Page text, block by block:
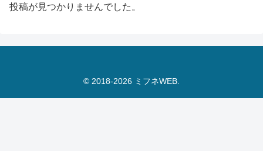
投稿が見つかりませんでした。
© 2018-2026 ミフネWEB.